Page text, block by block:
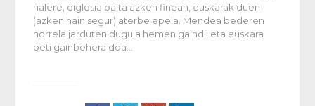
halere, diglosia baita azken finean, euskarak duen
(azken hain segur) aterbe epela. Mendea bederen
horrela jarduten dugula hemen gaindi, eta euskara
beti gainbehera doa…